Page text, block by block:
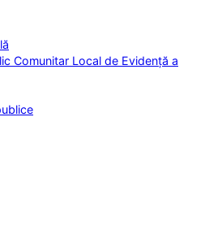
Comunitar Local de Evidență a